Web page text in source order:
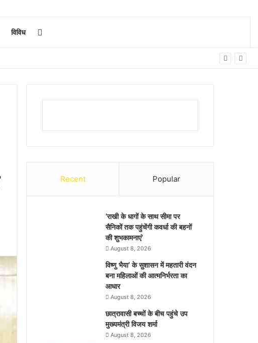
विविध
Recent Popular
’राखी के धागों के साथ सीमा पर
सैनिकों तक पहुंचेंगी कवर्धा की बहनों
की शुभकामनाएं’
August 8, 2026
विष्णु भैया’ के सुशासन में महतारी वंदन
बना महिलाओं की आत्मनिर्भरता का
आधार
August 8, 2026
छात्रावासी बच्चों के बीच पहुंचे उप
मुख्यमंत्री विजय शर्मा
August 8, 2026